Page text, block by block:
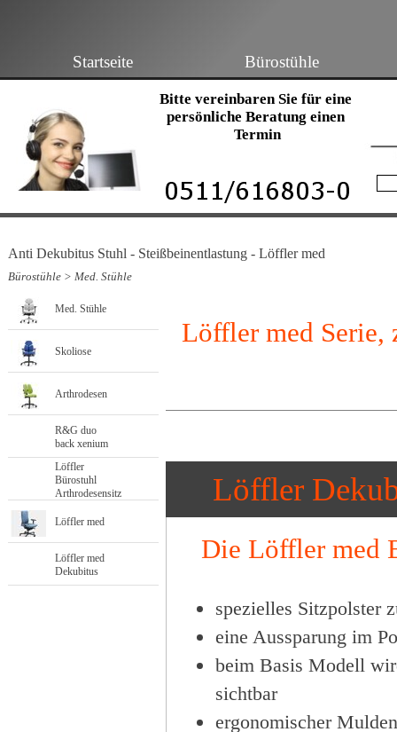
Startseite Bürostühle
Bitte vereinbaren Sie für eine
persönliche Beratung einen
Termin
Anti Dekubitus Stuhl - Steißbeinentlastung - Löffler med
Bürostühle > Med. Stühle
Med. Stühle
Skoliose
Arthrodesen
R&G duo
back xenium
Löffler
Bürostuhl
Arthrodesensitz
Löffler med
Löffler med
Dekubitus
Löffler med Serie,
Löffler
Die Löffler med
spezielles Sitzpolster
eine Aussparung im
beim Basis Modell
sichtbar
ergonomischer